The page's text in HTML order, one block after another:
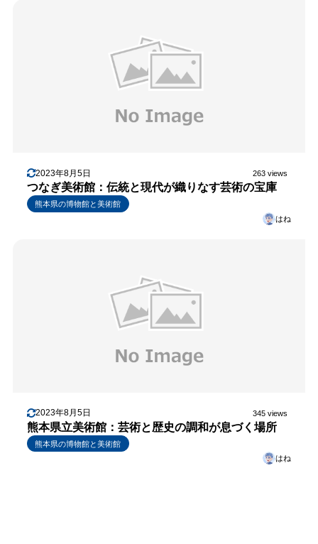
2023年8月5日 263 views
つなぎ美術館：伝統と現代が織りなす芸術の宝庫
熊本県の博物館と美術館
はね
2023年8月5日 345 views
熊本県立美術館：芸術と歴史の調和が息づく場所
熊本県の博物館と美術館
はね